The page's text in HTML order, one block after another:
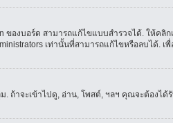
ของบอร์ด สามารถแก้ไขแบบสำรวจได้. ให้ค
เท่านั้นที่สามารถแก้ไขหรือลบได้.
ถ้าจะเข้าไปดู, อ่าน, โพสต์, ฯลฯ คุณจะต้อง